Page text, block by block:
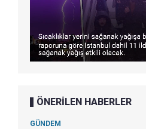
ÖNERİLEN HABERLER
GÜNDEM